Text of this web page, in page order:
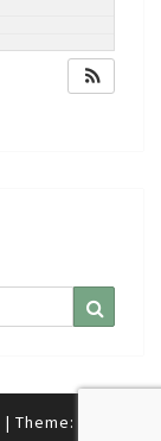
| Theme: